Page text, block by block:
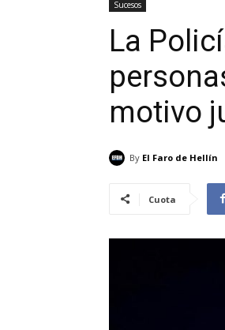
Sucesos
La
motivo
By El Faro de Hellín
Cuota